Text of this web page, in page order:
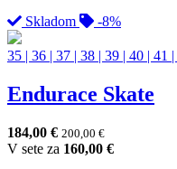
Skladom
-8%
35 | 36 | 37 | 38 | 39 | 40 | 41 |
Endurace Skate
184,00 € 200,00 €
V sete za 160,00 €